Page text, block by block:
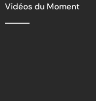
Vidéos du Moment